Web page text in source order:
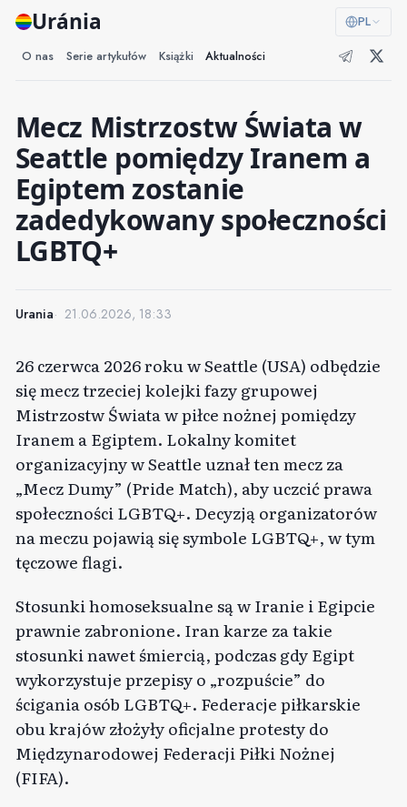
Uránia PL
O nas Serie artykułów Książki Aktualności
Mecz Mistrzostw Świata w
Seattle pomiędzy Iranem a
Egiptem zostanie
zadedykowany społeczności
LGBTQ+
Urania 21.06.2026, 18:33
26 czerwca 2026 roku w Seattle (USA) odbędzie
się mecz trzeciej kolejki fazy grupowej
Mistrzostw Świata w piłce nożnej pomiędzy
Iranem a Egiptem. Lokalny komitet
organizacyjny w Seattle uznał ten mecz za
„Mecz Dumy” (Pride Match), aby uczcić prawa
społeczności LGBTQ+. Decyzją organizatorów
na meczu pojawią się symbole LGBTQ+, w tym
tęczowe flagi.
Stosunki homoseksualne są w Iranie i Egipcie
prawnie zabronione. Iran karze za takie
stosunki nawet śmiercią, podczas gdy Egipt
wykorzystuje przepisy o „rozpuście” do
ścigania osób LGBTQ+. Federacje piłkarskie
obu krajów złożyły oficjalne protesty do
Międzynarodowej Federacji Piłki Nożnej
(FIFA).